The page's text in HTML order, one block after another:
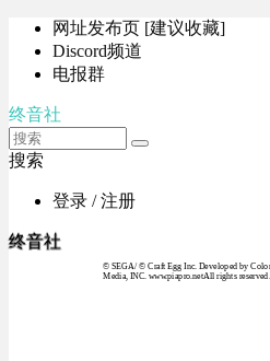
网址发布页 [建议收藏]
Discord频道
电报群
终音社
搜索
登录 / 注册
终音社
© SEGA / © Craft Egg Inc. Developed by
Media, INC. www.piapro.netAll rights reserved.